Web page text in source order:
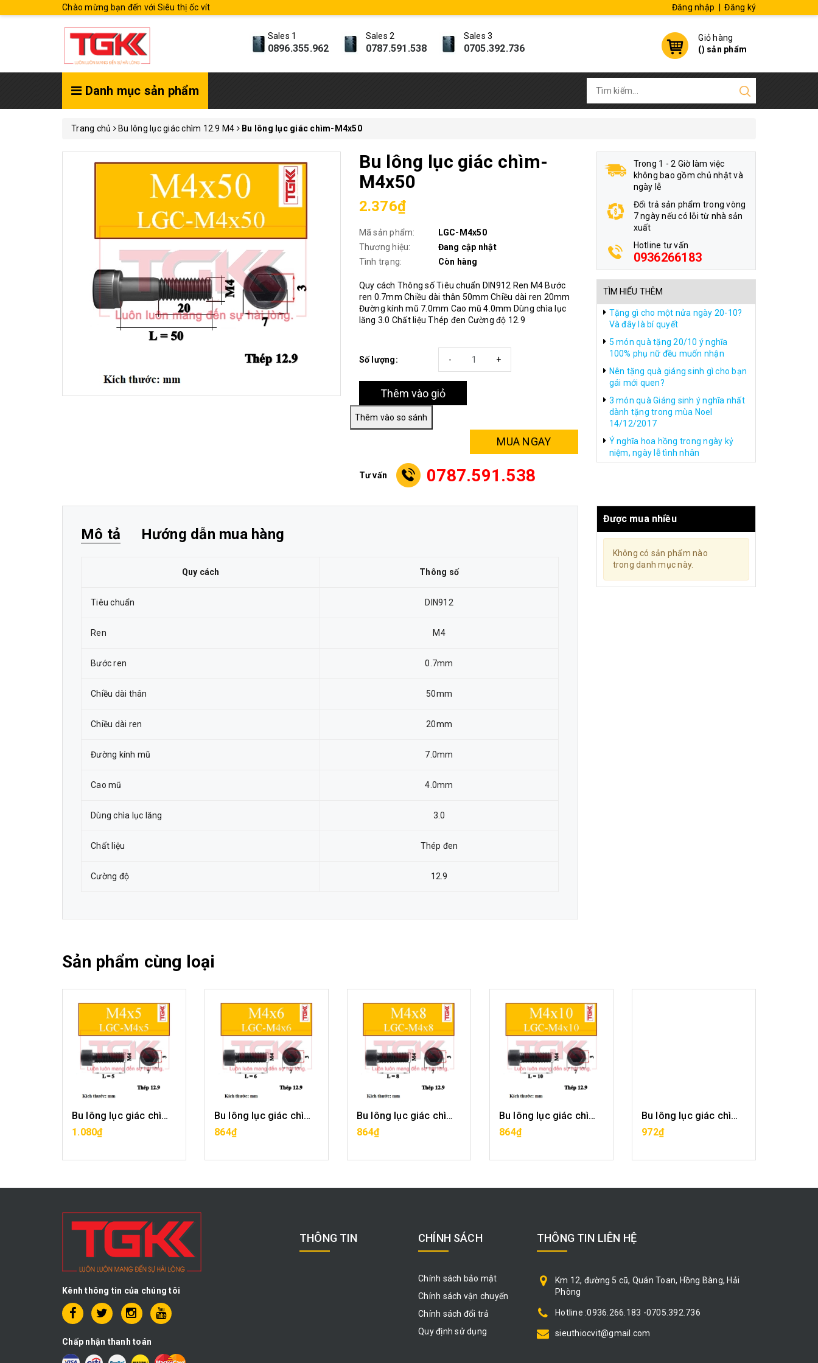
Chào mừng bạn đến với Siêu thị ốc vít Đăng nhập Đăng ký
Sales 1
0896.355.962
Sales 2
0787.591.538
Sales 3
0705.392.736
Giỏ hàng
() sản phẩm
Danh mục sản phẩm
Trang chủ Bu lông lục giác chìm 12.9 M4 Bu lông lục giác chìm-M4x50
Bu lông lục giác chìm-
M4x50
2.376₫
Mã sản phẩm:
LGC-M4x50
Thương hiệu:
Đang cập nhật
Tình trạng:
Còn hàng
Quy cách Thông số Tiêu chuẩn DIN912 Ren M4 Bước
ren 0.7mm Chiều dài thân 50mm Chiều dài ren 20mm
Đường kính mũ 7.0mm Cao mũ 4.0mm Dùng chìa lục
lăng 3.0 Chất liệu Thép đen Cường độ 12.9
Số lượng: +
-
Thêm vào giỏ
MUA NGAY
Tư vấn 0787.591.538
Trong 1 - 2 Giờ làm việc
không bao gồm chủ nhật và
ngày lễ
Đổi trả sản phẩm trong vòng
7 ngày nếu có lỗi từ nhà sản
xuất
Hotline tư vấn
0936266183
TÌM HIỂU THÊM
Tặng gì cho một nửa ngày 20-10?
Và đây là bí quyết
5 món quà tặng 20/10 ý nghĩa
100% phụ nữ đều muốn nhận
Nên tặng quà giáng sinh gì cho bạn
gái mới quen?
3 món quà Giáng sinh ý nghĩa nhất
dành tặng trong mùa Noel
14/12/2017
Ý nghĩa hoa hồng trong ngày kỷ
niệm, ngày lễ tình nhân
Mô tả Hướng dẫn mua hàng
Quy cách Thông số
Tiêu chuẩn DIN912
Ren M4
Bước ren 0.7mm
Chiều dài thân 50mm
Chiều dài ren 20mm
Đường kính mũ 7.0mm
Cao mũ 4.0mm
Dùng chìa lục lăng 3.0
Chất liệu Thép đen
Cường độ 12.9
Được mua nhiều
Không có sản phẩm nào
trong danh mục này.
Sản phẩm cùng loại
Bu lông lục giác chìm-M4x5
1.080₫
MUA HÀNG
Bu lông lục giác chìm-M4x6
864₫
MUA HÀNG
Bu lông lục giác chìm-M4x8
864₫
MUA HÀNG
Bu lông lục giác chìm-M4x10
864₫
MUA HÀNG
Bu lông lục giác chìm-M4x12
972₫
MUA HÀNG
Kênh thông tin của chúng tôi
Chấp nhận thanh toán
THÔNG TIN CHÍNH SÁCH
Chính sách bảo mật
Chính sách vận chuyển
Chính sách đổi trả
Quy định sử dụng
THÔNG TIN LIÊN HỆ
Km 12, đường 5 cũ, Quán Toan, Hồng Bàng, Hải
Phòng
Hotline :0936.266.183 -0705.392.736
sieuthiocvit@gmail.com